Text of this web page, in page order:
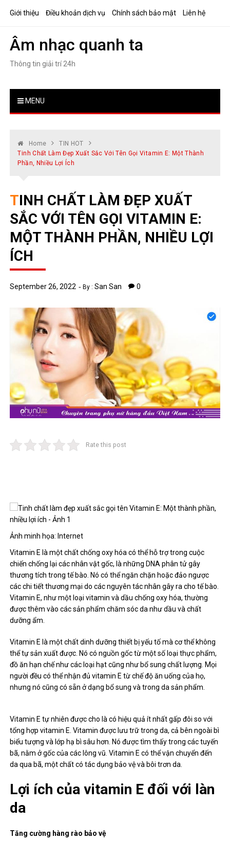
Giới thiệu Điều khoản dịch vụ Chính sách bảo mật Liên hệ
Âm nhạc quanh ta
Thông tin giải trí 24h
MENU
Home
TIN HOT
Tinh Chất Làm Đẹp Xuất Sắc Với Tên Gọi Vitamin E: Một Thành
Phần, Nhiều Lợi Ích
TINH CHẤT LÀM ĐẸP XUẤT
SẮC VỚI TÊN GỌI VITAMIN E:
MỘT THÀNH PHẦN, NHIỀU LỢI
ÍCH
September 26, 2022 By :San San 0
Rate this post
Ảnh minh họa: Internet
Vitamin E là một chất chống oxy hóa có thể hỗ trợ trong cuộc
chiến chống lại các nhân vật gốc, là những DNA phân tử gây
thương tích trong tế bào. Nó có thể ngăn chặn hoặc đảo ngược
các chi tiết thương mại do các nguyên tác nhân gây ra cho tế bào.
Vitamin E, như một loại vitamin và dầu chống oxy hóa, thường
được thêm vào các sản phẩm chăm sóc da như dầu và chất
dưỡng ẩm.
Vitamin E là một chất dinh dưỡng thiết bị yếu tố mà cơ thể không
thể tự sản xuất được. Nó có nguồn gốc từ một số loại thực phẩm,
đồ ăn hạn chế như các loại hạt cũng như bổ sung chất lượng. Mọi
người đều có thể nhận đủ vitamin E từ chế độ ăn uống của họ,
nhưng nó cũng có sẵn ở dạng bổ sung và trong da sản phẩm.
Vitamin E tự nhiên được cho là có hiệu quả ít nhất gấp đôi so với
tổng hợp vitamin E. Vitamin được lưu trữ trong da, cả bên ngoài bì
biểu tượng và lớp hạ bì sâu hơn. Nó được tìm thấy trong các tuyến
bã, nằm ở gốc của các lông vũ. Vitamin E có thể vận chuyển đến
da qua bã, một chất có tác dụng bảo vệ và bôi trơn da.
Lợi ích của vitamin E đối với làn
da
Tăng cường hàng rào bảo vệ